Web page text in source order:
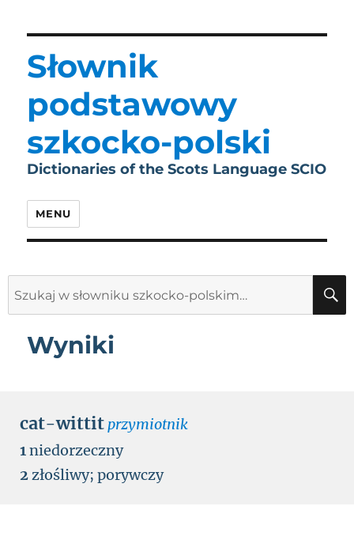
Słownik
podstawowy
szkocko-polski
Dictionaries of the Scots Language SCIO
MENU
Wyniki
cat-wittit przymiotnik
1niedorzeczny
2złośliwy; porywczy